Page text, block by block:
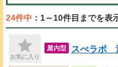
24件中 ：1～10件目までを表
お気に入り
屋内型 スぺラボ